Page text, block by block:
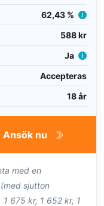
62,43 %
588 kr
Ja
Accepteras
18 år
Ansök nu
med en
sjutton
675 kr, 1 652 kr, 1